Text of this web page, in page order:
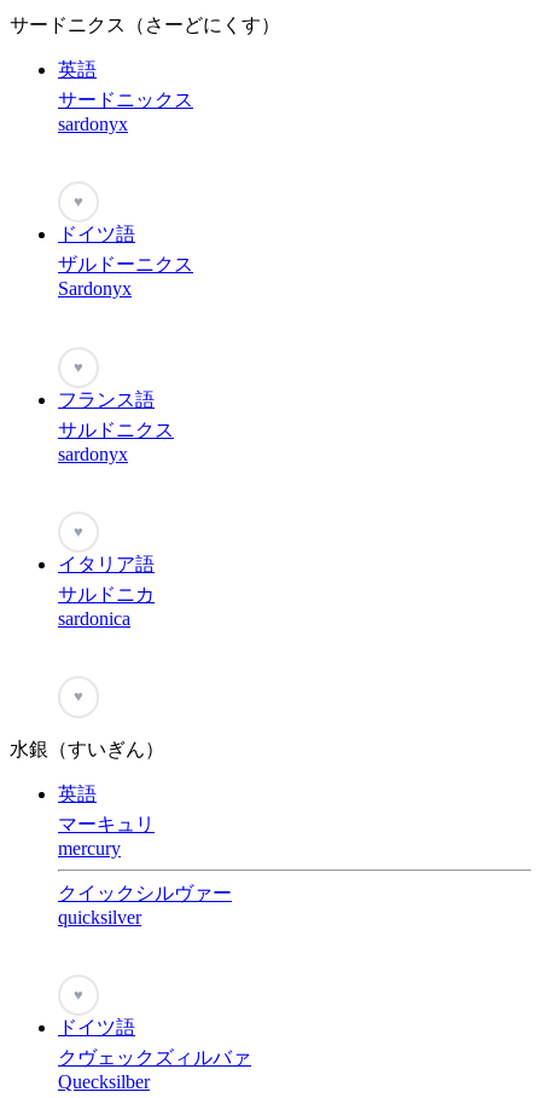
サードニクス（さーどにくす）
英語
サードニックス
sardonyx
♥
ドイツ語
ザルドーニクス
Sardonyx
♥
フランス語
サルドニクス
sardonyx
♥
イタリア語
サルドニカ
sardonica
♥
水銀（すいぎん）
英語
マーキュリ
mercury
クイックシルヴァー
quicksilver
♥
ドイツ語
クヴェックズィルバァ
Quecksilber